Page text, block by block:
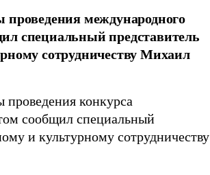
международного
специальный представитель
сотрудничеству Михаил
проведения конкурса
сообщил специальный
и культурному сотрудничеству